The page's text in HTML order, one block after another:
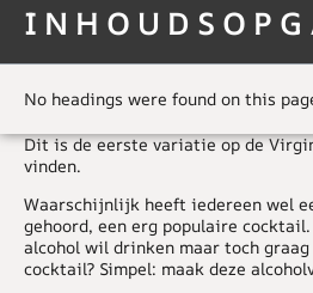
No headings were found on this
Dit is de eerste variatie op de
vinden.
Waarschijnlijk heeft iedereen wel
gehoord, een erg populaire
alcohol wil drinken maar toch
cocktail? Simpel: maak deze